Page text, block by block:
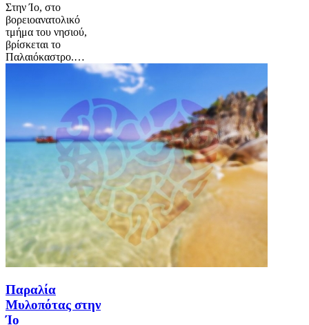
Στην Ίο, στο
βορειοανατολικό
τμήμα του νησιού,
βρίσκεται το
Παλαιόκαστρο.…
Παραλία
Μυλοπότας στην
Ίο